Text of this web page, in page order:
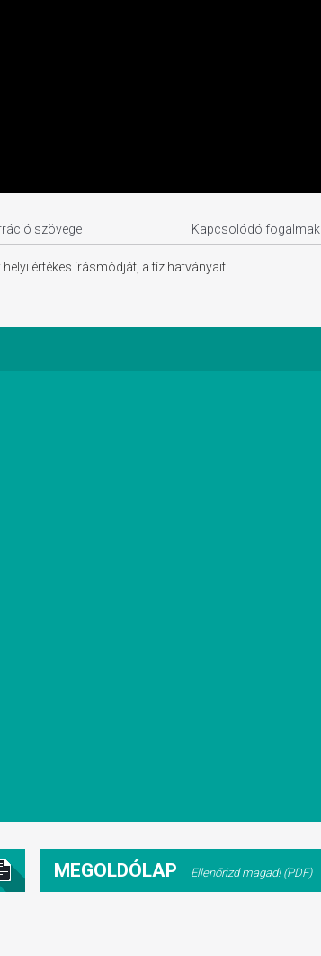
szövege Kapcsolódó fogalmak
értékes írásmódját, a tíz hatványait.
MEGOLDÓLAP Ellenőrizd magad! (PDF)